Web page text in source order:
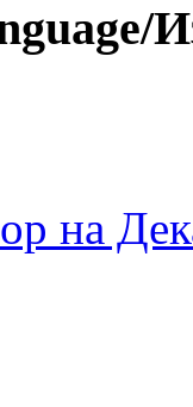
на